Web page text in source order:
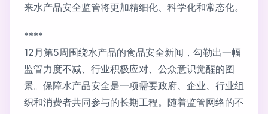
来水产品安全监管将更加精细化、科学化和常态化。
****
12月第5周围绕水产品的食品安全新闻，勾勒出一幅
监管力度不减、行业积极应对、公众意识觉醒的图
景。保障水产品安全是一项需要政府、企业、行业组
织和消费者共同参与的长期工程。随着监管网络的不